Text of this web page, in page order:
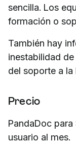
sencilla. Los
formación o
También hay
inestabilidad
del soporte a la
Precio
PandaDoc
usuario al mes.